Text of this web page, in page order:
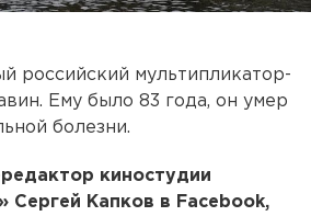
российский мультипликатор-
Ему было 83 года, он умер
болезни.
киностудии
Сергей Капков в Facebook,